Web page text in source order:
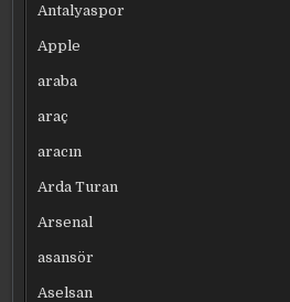
Antalyaspor
Apple
araba
araç
aracın
Arda Turan
Arsenal
asansör
Aselsan